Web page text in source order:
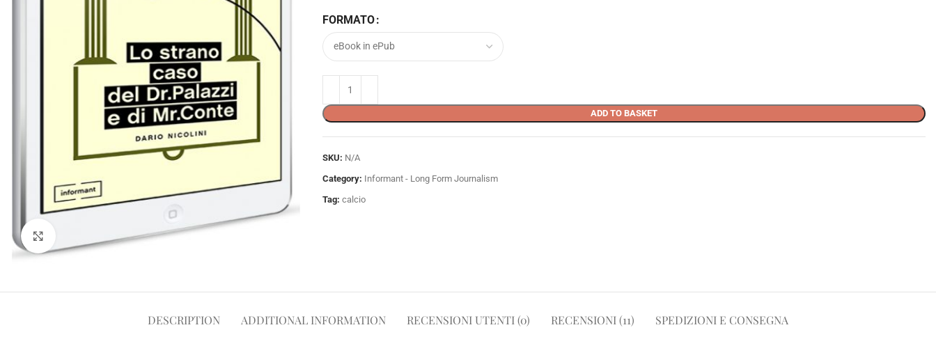
FORMATO
ADD TO BASKET
SKU: N/A
Category: Informant - Long Form Journalism
Tag: calcio
DESCRIPTION ADDITIONAL INFORMATION RECENSIONI UTENTI (0) RECENSIONI (11) SPEDIZIONI E CONSEGNA